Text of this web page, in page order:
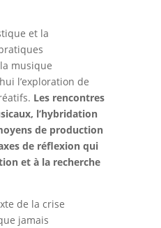
et la
musique
l’exploration de
Les rencontres
l’hybridation
de production
de réflexion qui
et à la recherche
de la crise
jamais